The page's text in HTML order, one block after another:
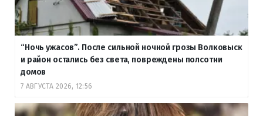
“Ночь ужасов”. После сильной ночной грозы Волковыск
и район остались без света, повреждены полсотни
домов
7 АВГУСТА 2026, 12:56